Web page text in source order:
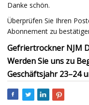
Danke schön.
Überprüfen Sie Ihren
Abonnement zu
Gefriertrockner NJM
Werden Sie uns zu
Geschäftsjahr 23–24